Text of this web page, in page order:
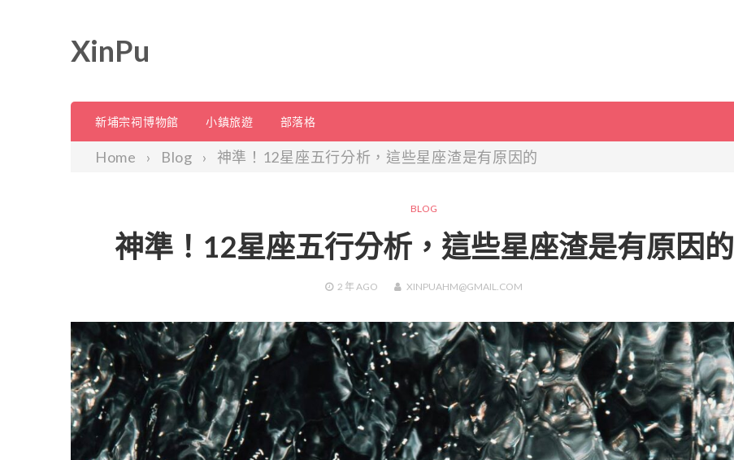
XinPu
新埔宗祠博物館 小鎮旅遊 部落格
Home Blog 神準！12星座五行分析，這些星座渣是有原因的
BLOG
神準！12星座五行分析，這些星座渣是有原因的
2 年AGO XINPUAHM@GMAIL.COM